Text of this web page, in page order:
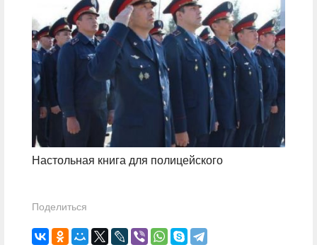
Настольная книга для полицейского
Поделиться